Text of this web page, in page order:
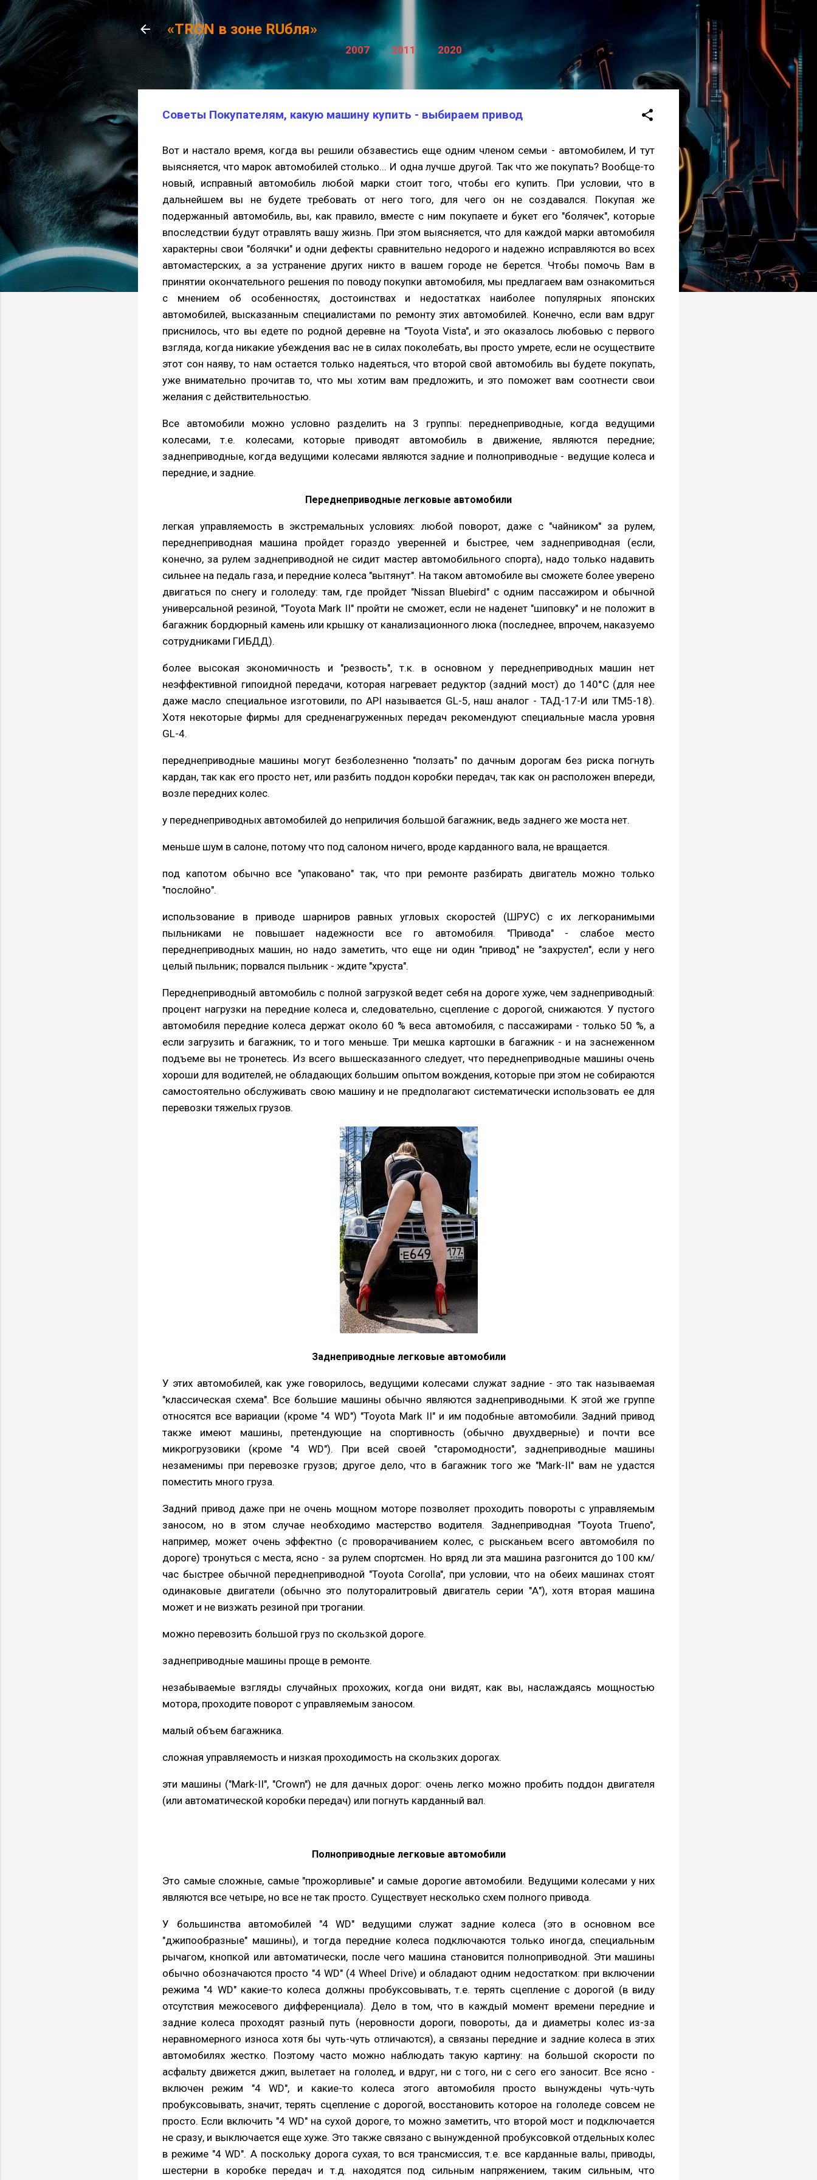
«TRON в зоне RUбля»
2007 2011 2020
Советы Покупателям, какую машину купить - выбираем привод
Вот и настало время, когда вы решили обзавестись еще одним членом семьи - автомобилем, И тут
выясняется, что марок автомобилей столько... И одна лучше другой. Так что же покупать? Вообще-то
новый, исправный автомобиль любой марки стоит того, чтобы его купить. При условии, что в
дальнейшем вы не будете требовать от него того, для чего он не создавался. Покупая же
подержанный автомобиль, вы, как правило, вместе с ним покупаете и букет его "болячек", которые
впоследствии будут отравлять вашу жизнь. При этом выясняется, что для каждой марки автомобиля
характерны свои "болячки" и одни дефекты сравнительно недорого и надежно исправляются во всех
автомастерских, а за устранение других никто в вашем городе не берется. Чтобы помочь Вам в
принятии окончательного решения по поводу покупки автомобиля, мы предлагаем вам ознакомиться
с мнением об особенностях, достоинствах и недостатках наиболее популярных японских
автомобилей, высказанным специалистами по ремонту этих автомобилей. Конечно, если вам вдруг
приснилось, что вы едете по родной деревне на "Toyota Vista", и это оказалось любовью с первого
взгляда, когда никакие убеждения вас не в силах поколебать, вы просто умрете, если не осуществите
этот сон наяву, то нам остается только надеяться, что второй свой автомобиль вы будете покупать,
уже внимательно прочитав то, что мы хотим вам предложить, и это поможет вам соотнести свои
желания с действительностью.
Все автомобили можно условно разделить на 3 группы: переднеприводные, когда ведущими
колесами, т.е. колесами, которые приводят автомобиль в движение, являются передние;
заднеприводные, когда ведущими колесами являются задние и полноприводные - ведущие колеса и
передние, и задние.
Переднеприводные легковые автомобили
легкая управляемость в экстремальных условиях: любой поворот, даже с "чайником" за рулем,
переднеприводная машина пройдет гораздо уверенней и быстрее, чем заднеприводная (если,
конечно, за рулем заднеприводной не сидит мастер автомобильного спорта), надо только надавить
сильнее на педаль газа, и передние колеса "вытянут". На таком автомобиле вы сможете более уверено
двигаться по снегу и гололеду: там, где пройдет "Nissan Bluebird" с одним пассажиром и обычной
универсальной резиной, "Toyota Mark II" пройти не сможет, если не наденет "шиповку" и не положит в
багажник бордюрный камень или крышку от канализационного люка (последнее, впрочем, наказуемо
сотрудниками ГИБДД).
более высокая экономичность и "резвость", т.к. в основном у переднеприводных машин нет
неэффективной гипоидной передачи, которая нагревает редуктор (задний мост) до 140°С (для нее
даже масло специальное изготовили, по API называется GL-5, наш аналог - ТАД-17-И или ТМ5-18).
Хотя некоторые фирмы для средненагруженных передач рекомендуют специальные масла уровня
GL-4.
переднеприводные машины могут безболезненно "ползать" по дачным дорогам без риска погнуть
кардан, так как его просто нет, или разбить поддон коробки передач, так как он расположен впереди,
возле передних колес.
у переднеприводных автомобилей до неприличия большой багажник, ведь заднего же моста нет.
меньше шум в салоне, потому что под салоном ничего, вроде карданного вала, не вращается.
под капотом обычно все "упаковано" так, что при ремонте разбирать двигатель можно только
"послойно".
использование в приводе шарниров равных угловых скоростей (ШРУС) с их легкоранимыми
пыльниками не повышает надежности все го автомобиля. "Привода" - слабое место
переднеприводных машин, но надо заметить, что еще ни один "привод" не "захрустел", если у него
целый пыльник; порвался пыльник - ждите "хруста".
Переднеприводный автомобиль с полной загрузкой ведет себя на дороге хуже, чем заднеприводный:
процент нагрузки на передние колеса и, следовательно, сцепление с дорогой, снижаются. У пустого
автомобиля передние колеса держат около 60 % веса автомобиля, с пассажирами - только 50 %, а
если загрузить и багажник, то и того меньше. Три мешка картошки в багажник - и на заснеженном
подъеме вы не тронетесь. Из всего вышесказанного следует, что переднеприводные машины очень
хороши для водителей, не обладающих большим опытом вождения, которые при этом не собираются
самостоятельно обслуживать свою машину и не предполагают систематически использовать ее для
перевозки тяжелых грузов.
Заднеприводные легковые автомобили
У этих автомобилей, как уже говорилось, ведущими колесами служат задние - это так называемая
"классическая схема". Все большие машины обычно являются заднеприводными. К этой же группе
относятся все вариации (кроме "4 WD") "Toyota Mark II" и им подобные автомобили. Задний привод
также имеют машины, претендующие на спортивность (обычно двухдверные) и почти все
микрогрузовики (кроме "4 WD"). При всей своей "старомодности", заднеприводные машины
незаменимы при перевозке грузов; другое дело, что в багажник того же "Mark-II" вам не удастся
поместить много груза.
Задний привод даже при не очень мощном моторе позволяет проходить повороты с управляемым
заносом, но в этом случае необходимо мастерство водителя. Заднеприводная "Toyota Trueno",
например, может очень эффектно (с проворачиванием колес, с рысканьем всего автомобиля по
дороге) тронуться с места, ясно - за рулем спортсмен. Но вряд ли эта машина разгонится до 100 км/
час быстрее обычной переднеприводной "Toyota Corolla", при условии, что на обеих машинах стоят
одинаковые двигатели (обычно это полуторалитровый двигатель серии "А"), хотя вторая машина
может и не визжать резиной при трогании.
можно перевозить большой груз по скользкой дороге.
заднеприводные машины проще в ремонте.
незабываемые взгляды случайных прохожих, когда они видят, как вы, наслаждаясь мощностью
мотора, проходите поворот с управляемым заносом.
малый объем багажника.
сложная управляемость и низкая проходимость на скользких дорогах.
эти машины ("Mark-II", "Crown") не для дачных дорог: очень легко можно пробить поддон двигателя
(или автоматической коробки передач) или погнуть карданный вал.
Полноприводные легковые автомобили
Это самые сложные, самые "прожорливые" и самые дорогие автомобили. Ведущими колесами у них
являются все четыре, но все не так просто. Существует несколько схем полного привода.
У большинства автомобилей "4 WD" ведущими служат задние колеса (это в основном все
"джипообразные" машины), и тогда передние колеса подключаются только иногда, специальным
рычагом, кнопкой или автоматически, после чего машина становится полноприводной. Эти машины
обычно обозначаются просто "4 WD" (4 Wheel Drive) и обладают одним недостатком: при включении
режима "4 WD" какие-то колеса должны пробуксовывать, т.е. терять сцепление с дорогой (в виду
отсутствия межосевого дифференциала). Дело в том, что в каждый момент времени передние и
задние колеса проходят разный путь (неровности дороги, повороты, да и диаметры колес из-за
неравномерного износа хотя бы чуть-чуть отличаются), а связаны передние и задние колеса в этих
автомобилях жестко. Поэтому часто можно наблюдать такую картину: на большой скорости по
асфальту движется джип, вылетает на гололед, и вдруг, ни с того, ни с сего его заносит. Все ясно -
включен режим "4 WD", и какие-то колеса этого автомобиля просто вынуждены чуть-чуть
пробуксовывать, значит, терять сцепление с дорогой, восстановить которое на гололеде совсем не
просто. Если включить "4 WD" на сухой дороге, то можно заметить, что второй мост и подключается
не сразу, и выключается еще хуже. Это также связано с вынужденной пробуксовкой отдельных колес
в режиме "4 WD". А поскольку дорога сухая, то вся трансмиссия, т.е. все карданные валы, приводы,
шестерни в коробке передач и т.д. находятся под сильным напряжением, таким сильным, что